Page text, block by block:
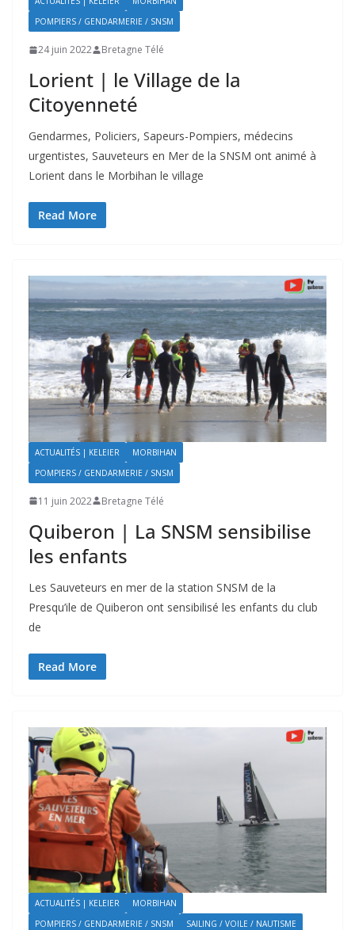
POMPIERS / GENDARMERIE / SNSM
24 juin 2022 Bretagne Télé
Lorient | le Village de la
Citoyenneté
Gendarmes, Policiers, Sapeurs-Pompiers, médecins
urgentistes, Sauveteurs en Mer de la SNSM ont animé à
Lorient dans le Morbihan le village
Read More
ACTUALITÉS | KELEIER
MORBIHAN
POMPIERS / GENDARMERIE / SNSM
11 juin 2022 Bretagne Télé
Quiberon | La SNSM sensibilise
les enfants
Les Sauveteurs en mer de la station SNSM de la
Presqu’ile de Quiberon ont sensibilisé les enfants du club
de
Read More
ACTUALITÉS | KELEIER
MORBIHAN
POMPIERS / GENDARMERIE / SNSM
SAILING / VOILE / NAUTISME